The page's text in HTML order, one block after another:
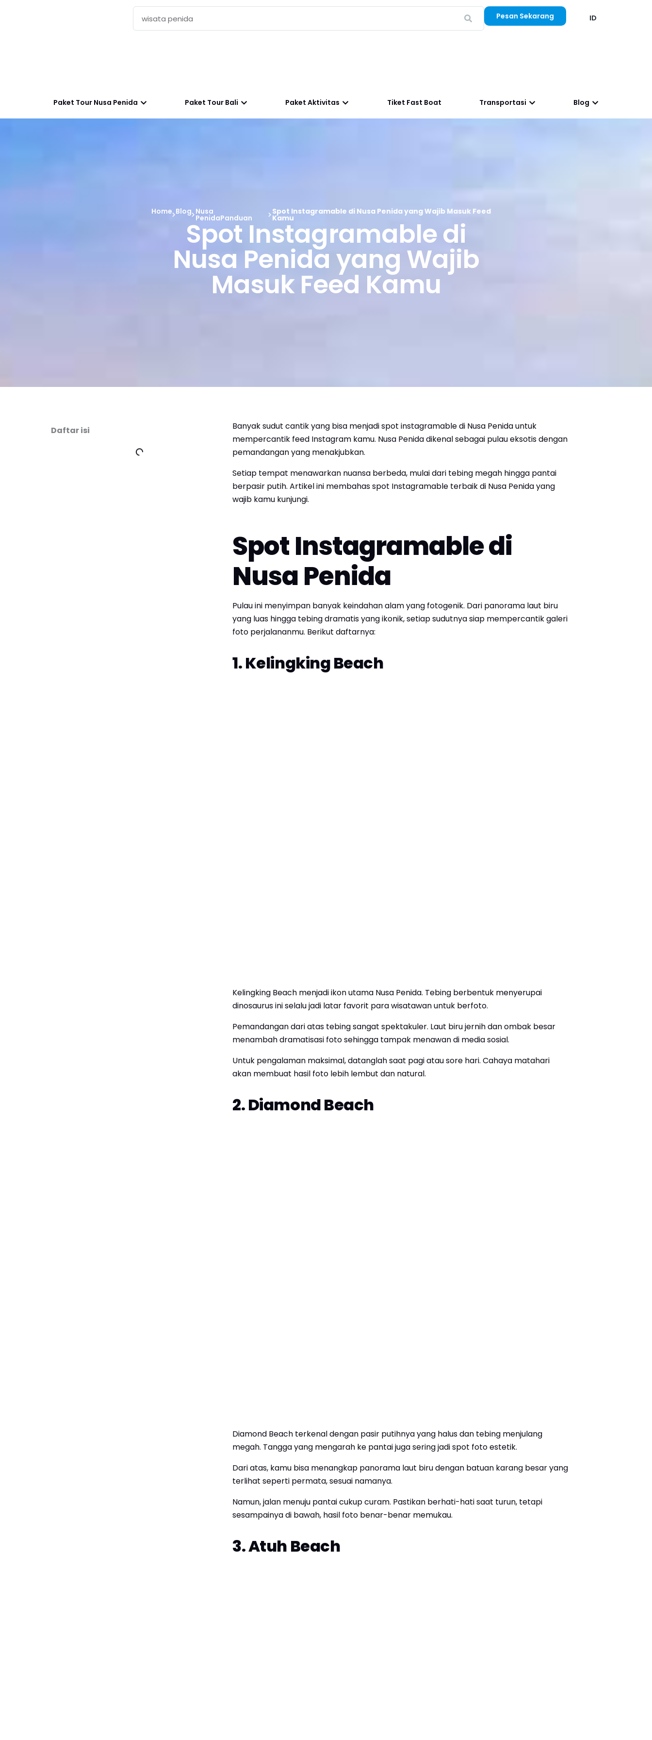
Pesan Sekarang ID
Paket Tour Nusa Penida Paket Tour Bali Paket Aktivitas Tiket Fast Boat Transportasi Blog
Home Blog Nusa
PenidaPanduan
Spot Instagramable di Nusa Penida yang Wajib Masuk Feed
Kamu
Spot Instagramable di
Nusa Penida yang Wajib
Masuk Feed Kamu
Daftar isi
Banyak sudut cantik yang bisa menjadi spot instagramable di Nusa Penida untuk
mempercantik feed Instagram kamu. Nusa Penida dikenal sebagai pulau eksotis dengan
pemandangan yang menakjubkan.
Setiap tempat menawarkan nuansa berbeda, mulai dari tebing megah hingga pantai
berpasir putih. Artikel ini membahas spot Instagramable terbaik di Nusa Penida yang
wajib kamu kunjungi.
Spot Instagramable di
Nusa Penida
Pulau ini menyimpan banyak keindahan alam yang fotogenik. Dari panorama laut biru
yang luas hingga tebing dramatis yang ikonik, setiap sudutnya siap mempercantik galeri
foto perjalananmu. Berikut daftarnya:
1. Kelingking Beach
Kelingking Beach menjadi ikon utama Nusa Penida. Tebing berbentuk menyerupai
dinosaurus ini selalu jadi latar favorit para wisatawan untuk berfoto.
Pemandangan dari atas tebing sangat spektakuler. Laut biru jernih dan ombak besar
menambah dramatisasi foto sehingga tampak menawan di media sosial.
Untuk pengalaman maksimal, datanglah saat pagi atau sore hari. Cahaya matahari
akan membuat hasil foto lebih lembut dan natural.
2. Diamond Beach
Diamond Beach terkenal dengan pasir putihnya yang halus dan tebing menjulang
megah. Tangga yang mengarah ke pantai juga sering jadi spot foto estetik.
Dari atas, kamu bisa menangkap panorama laut biru dengan batuan karang besar yang
terlihat seperti permata, sesuai namanya.
Namun, jalan menuju pantai cukup curam. Pastikan berhati-hati saat turun, tetapi
sesampainya di bawah, hasil foto benar-benar memukau.
3. Atuh Beach